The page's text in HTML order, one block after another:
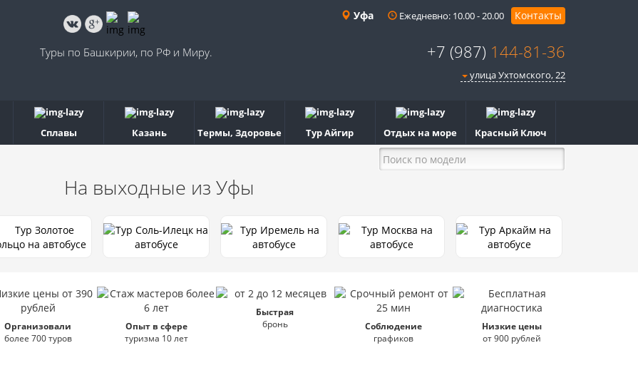
Уфа Ежедневно: 10.00 - 20.00 Контакты
Туры по Башкирии, по РФ и Миру. +7 (987) 144-81-36
улица Ухтомского, 22
Сплавы Казань Термы, Здоровье Тур Айгир Отдых на море Красный Ключ
На выходные из Уфы
Организовали
более 700 туров
Опыт в сфере
туризма 10 лет
Быстрая
бронь
Соблюдение
графиков
Низкие цены
от 900 рублей